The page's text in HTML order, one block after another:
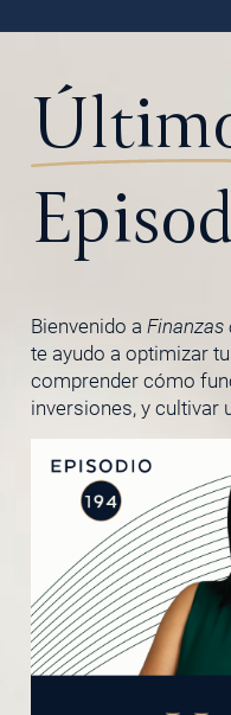
Bienvenido a Finanzas
te ayudo a optimizar
comprender cómo
inversiones, y cultivar